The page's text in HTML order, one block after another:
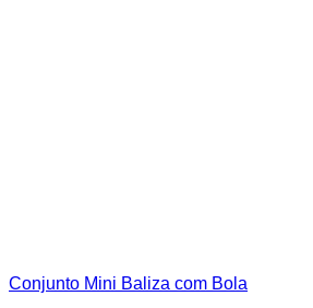
Conjunto Mini Baliza com Bola